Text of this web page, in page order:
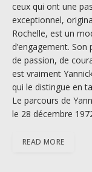
ceux qui ont une
exceptionnel,
Rochelle, est un
d’engagement.
de passion, de
est vraiment
qui le distingue en
Le parcours de
le 28 décembre
READ MORE